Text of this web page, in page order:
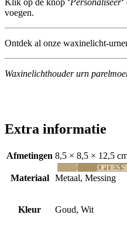
Klik op de knop ‘Personaliseer
voegen.
Ontdek al onze waxinelicht-
Waxinelichthouder urn
Extra informatie
Afmetingen 8,5 × 8,5 × 12,5
Materiaal Metaal, Messing
Kleur Goud, Wit
TOEVOEGEN
OPTIES
OPTIES
OPTIES
OPTIES